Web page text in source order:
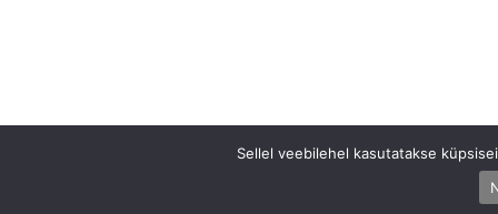
Sellel veebilehel kasutatakse